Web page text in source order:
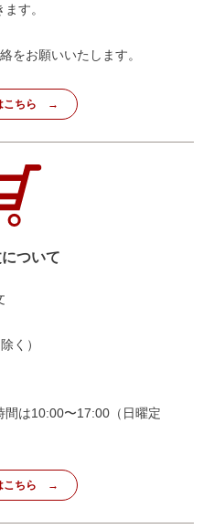
す。
をお願いいたします。
こちら
ついて
く）
は10:00〜17:00（日曜定
こちら